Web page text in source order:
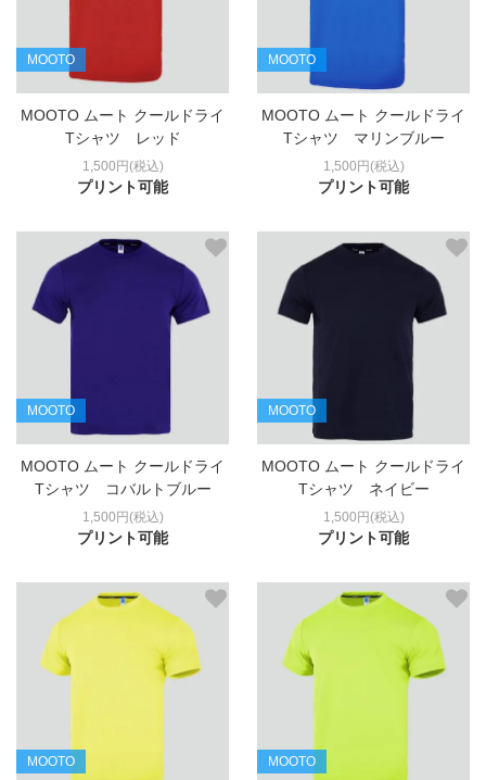
MOOTO
MOOTO ムート クールドライ
Tシャツ レッド
1,500円(税込)
プリント可能
MOOTO
MOOTO ムート クールドライ
Tシャツ マリンブルー
1,500円(税込)
プリント可能
MOOTO
MOOTO ムート クールドライ
Tシャツ コバルトブルー
1,500円(税込)
プリント可能
MOOTO
MOOTO ムート クールドライ
Tシャツ ネイビー
1,500円(税込)
プリント可能
MOOTO MOOTO